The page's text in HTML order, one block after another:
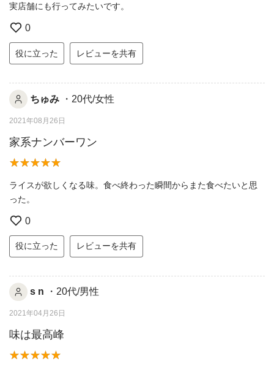
実店舗にも行ってみたいです。
0
役に立った レビューを共有
ちゅみ ・20代/女性
2021年08月26日
家系ナンバーワン
ライスが欲しくなる味。食べ終わった瞬間からまた食べたいと思
った。
0
役に立った レビューを共有
s n ・20代/男性
2021年04月26日
味は最高峰